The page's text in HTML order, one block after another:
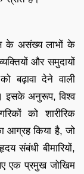
के असंख्य लाभों के
और समुदायों
बढ़ावा देने वाली
इसके अनुरूप, विश्व
को शारीरिक
आग्रह किया है, जो
संबंधी बीमारियों,
एक प्रमुख जोखिम